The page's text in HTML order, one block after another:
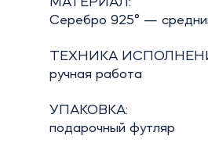
Серебро 925° —
ТЕХНИКА
ручная работа
УПАКОВКА:
подарочный футляр